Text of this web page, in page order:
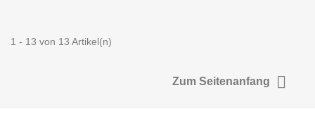
1 - 13 von 13 Artikel(n)
Zum Seitenanfang 